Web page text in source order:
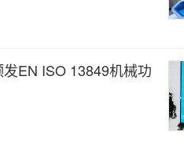
EN ISO 13849机械功